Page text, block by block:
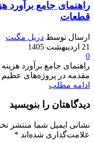
راهنمای جامع
قطعات
ارسال توسط دریل مگنت
21 اردیبهشت 1405
0
راهنمای جامع برآورد
مقدمه در پروژه‌های
ادامه مطلب
دیدگاهتان را بنویسید
نشانی ایمیل شما منتشر
علامت‌گذاری شده‌اند *